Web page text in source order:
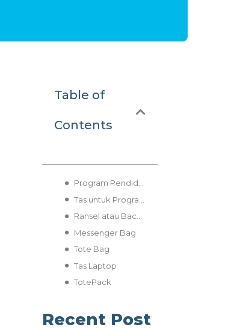
Table of
Contents
Messenger Bag
Tote Bag
Tas Laptop
TotePack
Recent Post